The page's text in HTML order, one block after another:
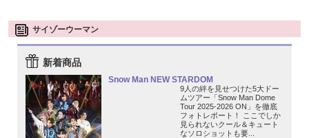
サイゾーウーマン
新着商品
Snow Man NEW STARDOM
9人の絆を見せつけた5大ドー
ムツアー「Snow Man Dome
Tour 2025-2026 ON」を徹底
フォトレポート！ ここでしか
見られないクール＆キュート
なソロショットも要...